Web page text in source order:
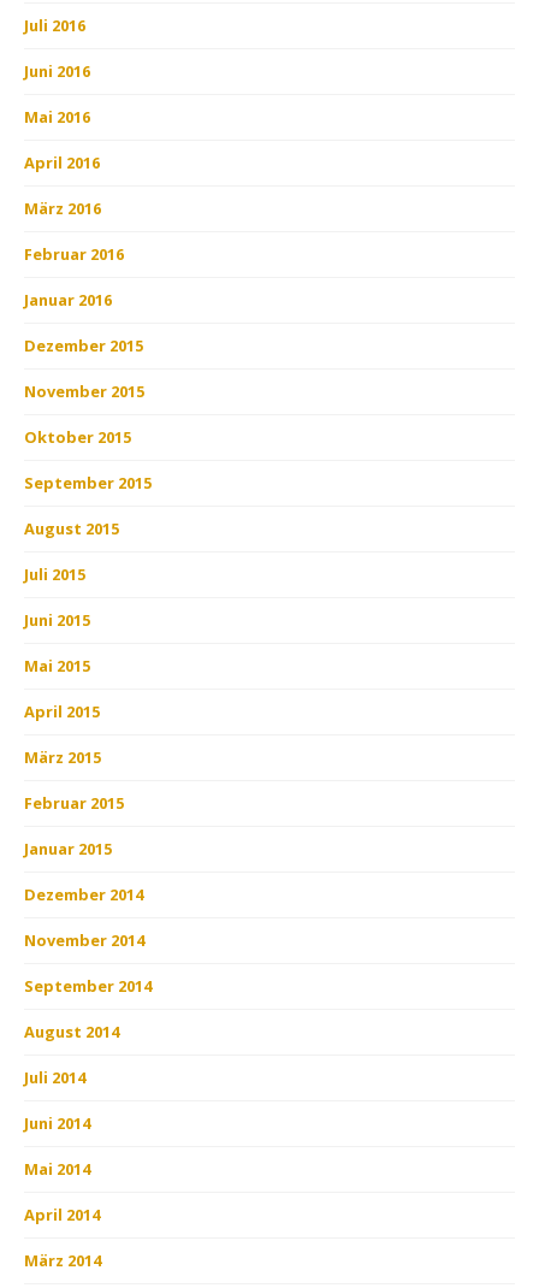
Juli 2016
Juni 2016
Mai 2016
April 2016
März 2016
Februar 2016
Januar 2016
Dezember 2015
November 2015
Oktober 2015
September 2015
August 2015
Juli 2015
Juni 2015
Mai 2015
April 2015
März 2015
Februar 2015
Januar 2015
Dezember 2014
November 2014
September 2014
August 2014
Juli 2014
Juni 2014
Mai 2014
April 2014
März 2014